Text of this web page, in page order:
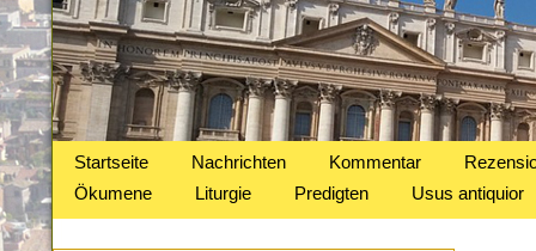
Startseite Nachrichten Kommentar
Ökumene
Liturgie Predigten Usus antiquior